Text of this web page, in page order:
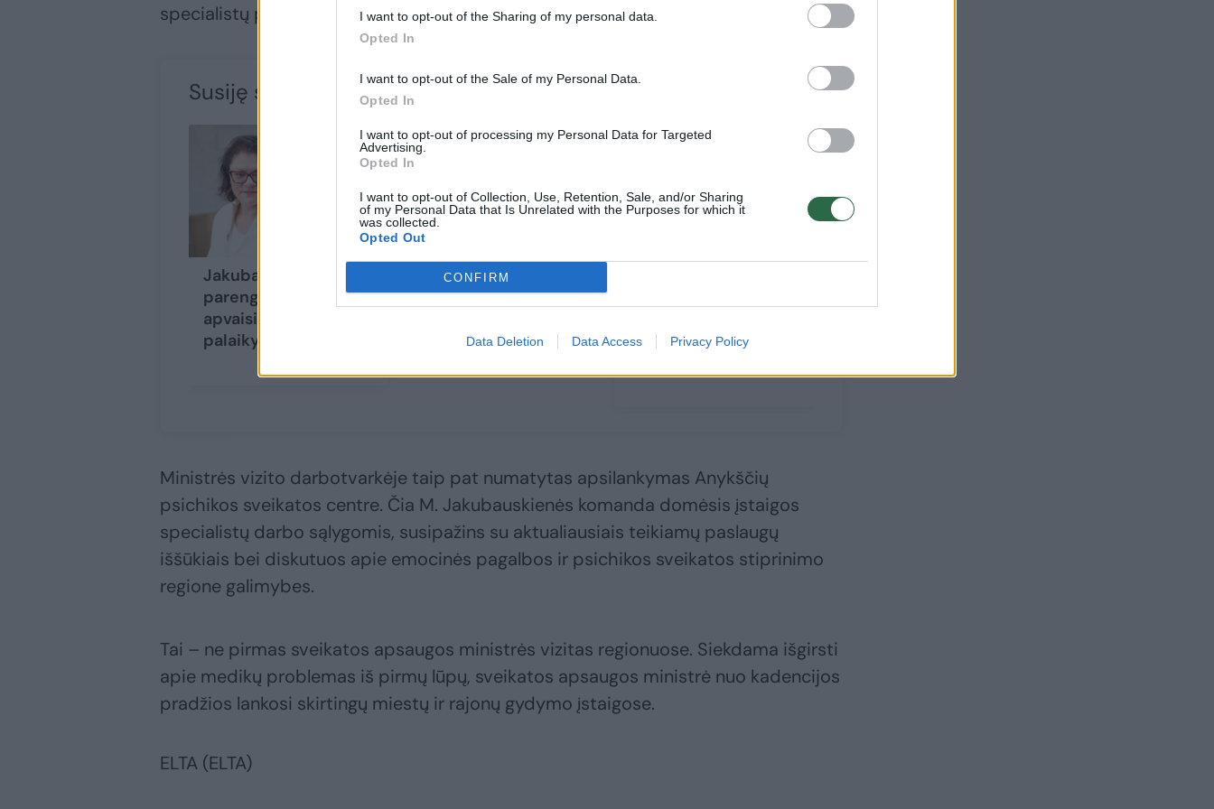
I want to opt-out of the Sharing of my personal data.
Opted In
I want to opt-out of the Sale of my Personal Data.
Opted In
I want to opt-out of processing my Personal Data for Targeted
Advertising.
Opted In
I want to opt-out of Collection, Use, Retention, Sale, and/or Sharing
of my Personal Data that Is Unrelated with the Purposes for which it
was collected.
Opted Out
CONFIRM
Data Deletion Data Access Privacy Policy
specialistų pritraukimo problematika.
Susiję straipsniai
Jakubauskienė apie
parengtą pagalbinio
apvaisinimo projektą:
palaikymą turime
Valstybė
kompensuos 12 naujų
ieškosime
Ministrės vizito darbotvarkėje taip pat numatytas apsilankymas Anykščių
psichikos sveikatos centre. Čia M. Jakubauskienės komanda domėsis įstaigos
specialistų darbo sąlygomis, susipažins su aktualiausiais teikiamų paslaugų
iššūkiais bei diskutuos apie emocinės pagalbos ir psichikos sveikatos stiprinimo
regione galimybes.
Tai – ne pirmas sveikatos apsaugos ministrės vizitas regionuose. Siekdama išgirsti
apie medikų problemas iš pirmų lūpų, sveikatos apsaugos ministrė nuo kadencijos
pradžios lankosi skirtingų miestų ir rajonų gydymo įstaigose.
ELTA (ELTA)